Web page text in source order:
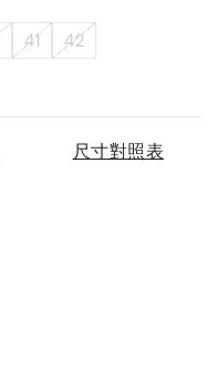
41
42
尺寸對照表